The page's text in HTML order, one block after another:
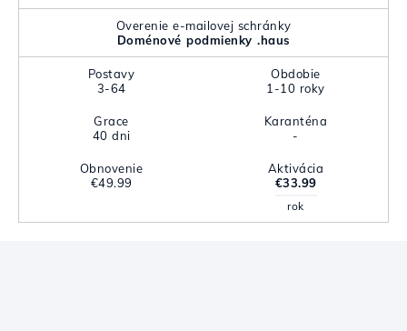
Overenie e-mailovej schránky
Doménové podmienky .haus
Postavy
3-64
Obdobie
1-10 roky
Grace
40 dni
Karanténa
-
Obnovenie
€49.99
Aktivácia
€33.99
rok